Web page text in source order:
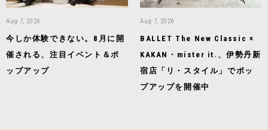
Aug 7, 2026
今しか体験できない。8月に開
催される、注目イベント＆ポ
ップアップ
Aug 7, 2026
BALLET The New Classic ×
KAKAN・mister it.、伊勢丹新
宿店「リ・スタイル」でポッ
プアップを開催中